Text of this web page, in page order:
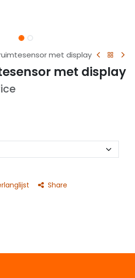
met display
met display
Share